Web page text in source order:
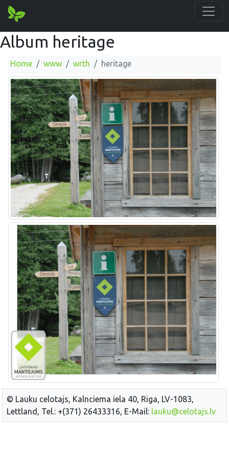
Album heritage
Home www wrth heritage
© Lauku celotajs, Kalnciema iela 40, Riga, LV-1083,
Lettland, Tel.: +(371) 26433316, E-Mail: lauku@celotajs.lv